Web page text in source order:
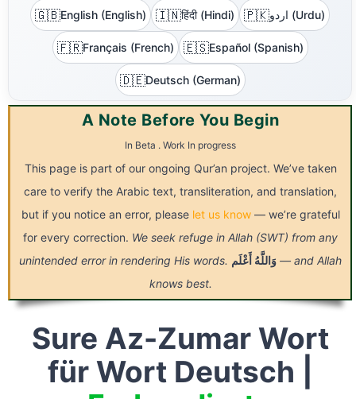
🇬🇧English (English) 🇮🇳हिंदी (Hindi) 🇵🇰 اردو (Urdu)
🇫🇷Français (French) 🇪🇸Español (Spanish)
🇩🇪Deutsch (German)
A Note Before You Begin
In Beta . Work In progress
This page is part of our ongoing Qur’an project. We’ve taken
care to verify the Arabic text, transliteration, and translation,
but if you notice an error, please let us know— we’re grateful
for every correction. We seek refuge in Allah (SWT) from any
unintended error in rendering His words.
وَاللَّهُ أَعْلَم
— and Allah
knows best.
Sure Az-Zumar Wort
für Wort Deutsch |